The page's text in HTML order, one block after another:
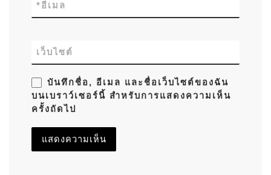
อีเมล
*
เว็บไซต์
บันทึกชื่อ, อีเมล และชื่อเว็บไซต์ของฉัน
บนเบราว์เซอร์นี้ สำหรับการแสดงความเห็น
ครั้งถัดไป